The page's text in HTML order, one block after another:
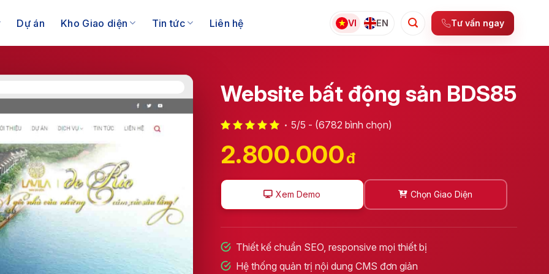
Dự án Kho Giao diện Tin tức Liên hệ VI EN Tư vấn ngay
Website bất động sản BDS85
5/5 - (6782 bình chọn)
2.800.000đ
Xem Demo Chọn Giao Diện
Thiết kế chuẩn SEO, responsive mọi thiết bị
Hệ thống quản trị nội dung CMS đơn giản